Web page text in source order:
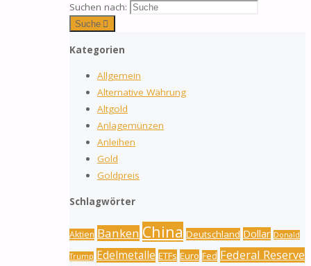
Suchen nach:
Suche
Kategorien
Allgemein
Alternative Währung
Altgold
Anlagemünzen
Anleihen
Gold
Goldpreis
Schlagwörter
Aktien Banken China Deutschland Dollar Donald
Trump Edelmetalle ETFs Euro Fed Federal Reserve